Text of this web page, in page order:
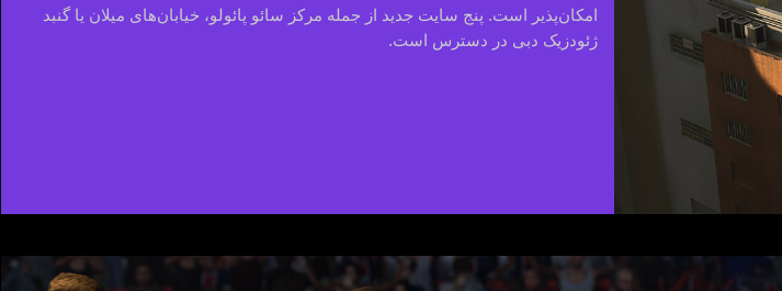
امکان‌پذیر است. پنج سایت جدید از جمله مرکز سائو پائولو، خیابان‌های میلان یا گنبد
ژئودزیک دبی در دسترس است.